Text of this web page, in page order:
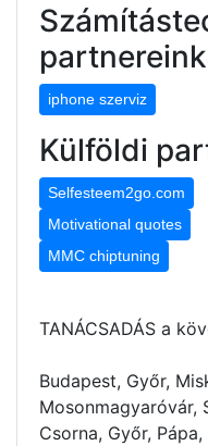
iphone szerviz
Külföldi
Selfesteem2go.com
Motivational quotes
MMC chiptuning
TANÁCSADÁS a
Budapest, Győr,
Mosonmagyaróvár,
Csorna, Győr,